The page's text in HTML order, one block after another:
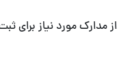
از مدارک مورد نیاز برای